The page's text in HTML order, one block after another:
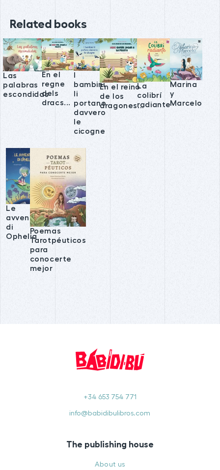
Related books
Las
palabras
escondidas
En el
regne
dels
dracs...
bambini
li
portano
davvero
le
cicogne
En el reino
de los
dragones...
La
colibrí
radiante
Marina
y
Marcelo
Le
avventure
di
Ophelia
Poemas
Tarotpéuticos
para
conocerte
mejor
+34 653 754 771
info@babidibulibros.com
The publishing house
About us